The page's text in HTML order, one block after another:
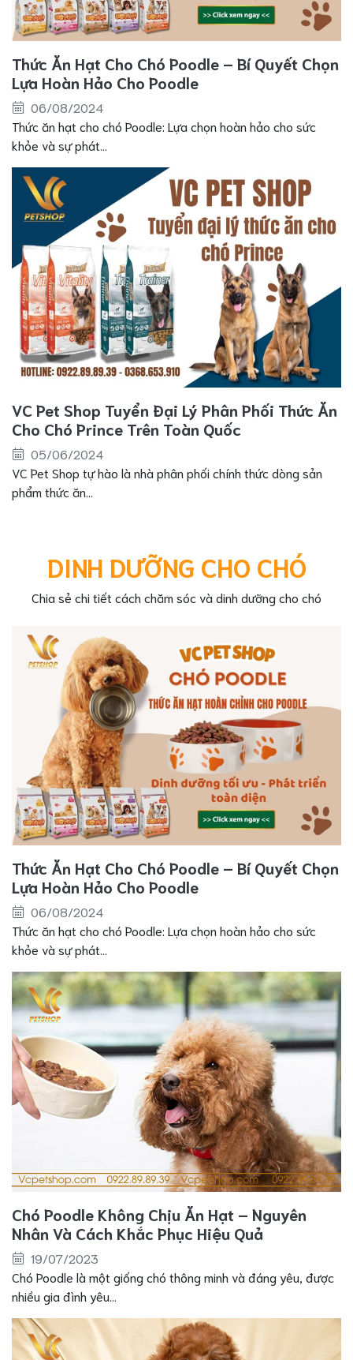
Thức Ăn Hạt Cho Chó Poodle – Bí Quyết Chọn
Lựa Hoàn Hảo Cho Poodle
06/08/2024
Thức ăn hạt cho chó Poodle: Lựa chọn hoàn hảo cho sức
khỏe và sự phát...
VC Pet Shop Tuyển Đại Lý Phân Phối Thức Ăn
Cho Chó Prince Trên Toàn Quốc
05/06/2024
VC Pet Shop tự hào là nhà phân phối chính thức dòng sản
phẩm thức ăn...
DINH DƯỠNG CHO CHÓ
Chia sẻ chi tiết cách chăm sóc và dinh dưỡng cho chó
Thức Ăn Hạt Cho Chó Poodle – Bí Quyết Chọn
Lựa Hoàn Hảo Cho Poodle
06/08/2024
Thức ăn hạt cho chó Poodle: Lựa chọn hoàn hảo cho sức
khỏe và sự phát...
Chó Poodle Không Chịu Ăn Hạt – Nguyên
Nhân Và Cách Khắc Phục Hiệu Quả
19/07/2023
Chó Poodle là một giống chó thông minh và đáng yêu, được
nhiều gia đình yêu...